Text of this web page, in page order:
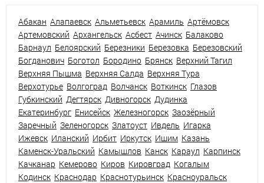
Абакан Алапаевск Альметьевск Арамиль Артёмовск
Артемовский Архангельск Асбест Ачинск Балаково
Барнаул Белоярский Березники Березовка Березовский
Богданович Боготол Бородино Брянск Верхний Тагил
Верхняя Пышма Верхняя Салда Верхняя Тура
Верхотурье Волгоград Волчанск Воткинск Глазов
Губкинский Дегтярск Дивногорск Дудинка
Екатеринбург Енисейск Железногорск Заозёрный
Заречный Зеленогорск Златоуст Ивдель Игарка
Ижевск Иланский Ирбит Иркутск Ишим Казань
Каменск-Уральский Камышлов Канск Караул Карпинск
Качканар Кемерово Киров Кировград Когалым
Кодинск Краснодар Краснотурьинск Красноуральск